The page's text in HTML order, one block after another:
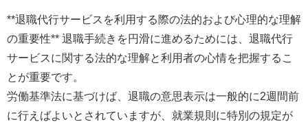
**退職代行サービスを利用する際の法的および心理的な理解
の重要性** 退職手続きを円滑に進めるためには、退職代行
サービスに関する法的な理解と利用者の心情を把握するこ
とが重要です。
労働基準法に基づけば、退職の意思表示は一般的に2週間前
に行えばよいとされていますが、就業規則に特別の規定が